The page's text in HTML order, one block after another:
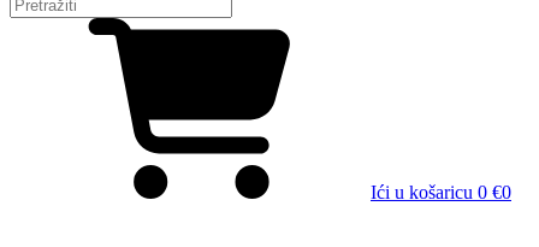
Ići u košaricu 0 €0